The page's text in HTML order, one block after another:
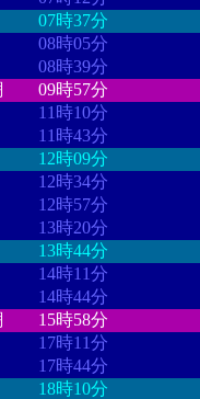
07時37分
08時05分
08時39分
09時57分
11時10分
11時43分
12時09分
12時34分
12時57分
13時20分
13時44分
14時11分
14時44分
15時58分
17時11分
17時44分
18時10分